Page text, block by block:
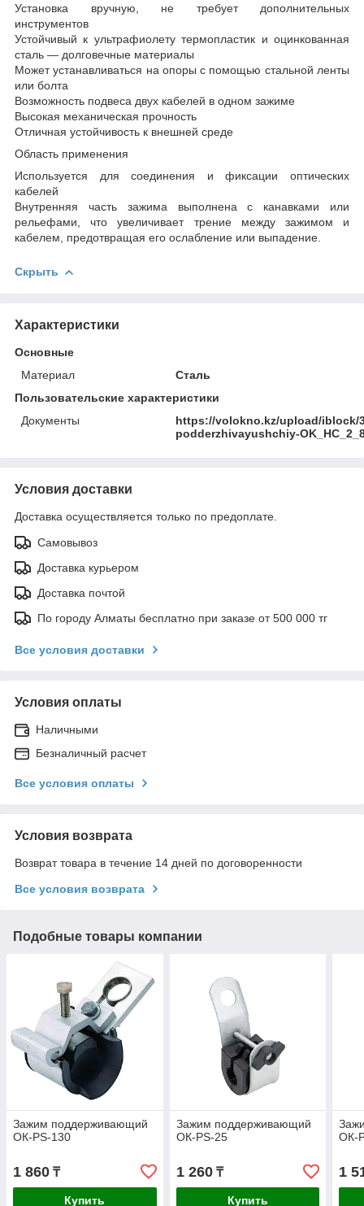
Установка вручную, не требует дополнительных
инструментов
Устойчивый к ультрафиолету термопластик и оцинкованная
сталь — долговечные материалы
Может устанавливаться на опоры с помощью стальной ленты
или болта
Возможность подвеса двух кабелей в одном зажиме
Высокая механическая прочность
Отличная устойчивость к внешней среде
Область применения
Используется для соединения и фиксации оптических
кабелей
Внутренняя часть зажима выполнена с канавками или
рельефами, что увеличивает трение между зажимом и
кабелем, предотвращая его ослабление или выпадение.
Скрыть
Характеристики
Основные
Материал
Сталь
Пользовательские характеристики
Документы
https://volokno.kz/upload/iblock/
podderzhivayushchiy-
Условия доставки
Доставка осуществляется только по предоплате.
Самовывоз
Доставка курьером
Доставка почтой
По городу Алматы бесплатно при заказе от 500 000 тг
Все условия доставки
Условия оплаты
Наличными
Безналичный расчет
Все условия оплаты
Условия возврата
Возврат товара в течение 14 дней по договоренности
Все условия возврата
Подобные товары компании
Зажим поддерживающий
ОК-РS-130
1 860 ₸
Купить
Зажим поддерживающий
ОК-РS-25
1 260₸
Купить
ОК-
1